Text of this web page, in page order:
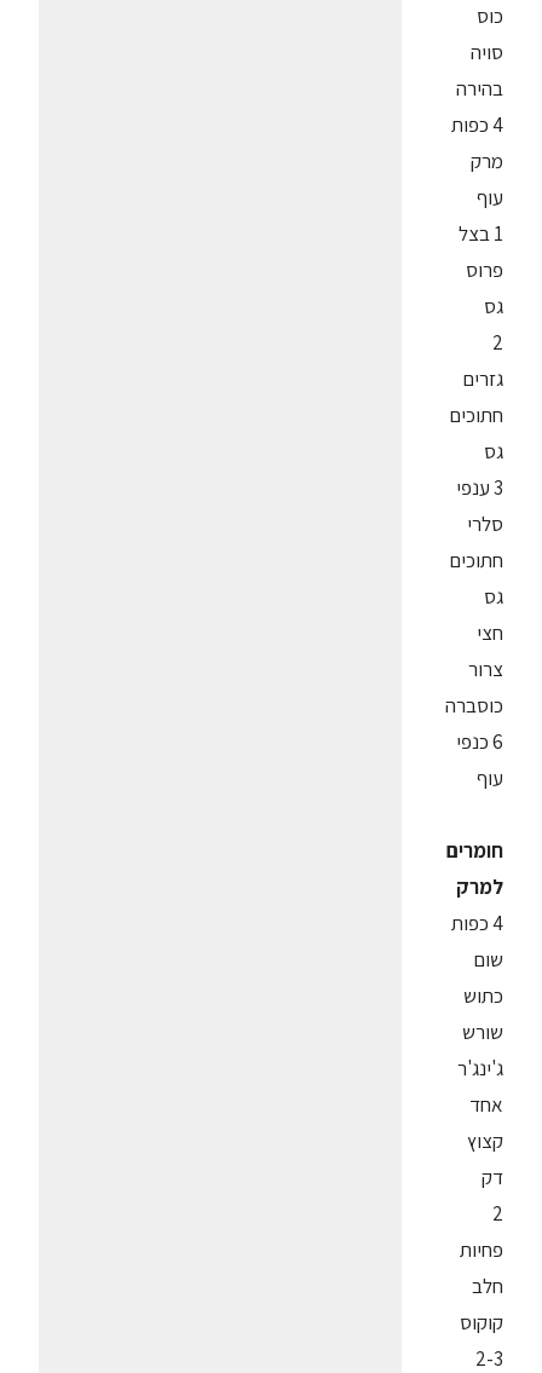
כוס
סויה
בהירה
4 כפות
מרק
עוף
1 בצל
פרוס
גס
2
גזרים
חתוכים
גס
3 ענפי
סלרי
חתוכים
גס
חצי
צרור
כוסברה
6 כנפי
עוף
חומרים
למרק
4 כפות
שום
כתוש
שורש
ג'ינג'ר
אחד
קצוץ
דק
2
פחיות
חלב
קוקוס
2-3